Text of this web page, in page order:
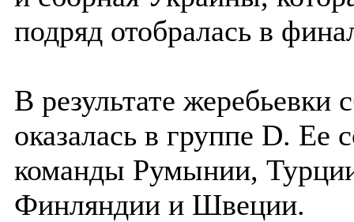
подряд отобралась в
В результате жеребьевки
оказалась в группе D. Ее
команды Румынии,
Финляндии и Швеции.